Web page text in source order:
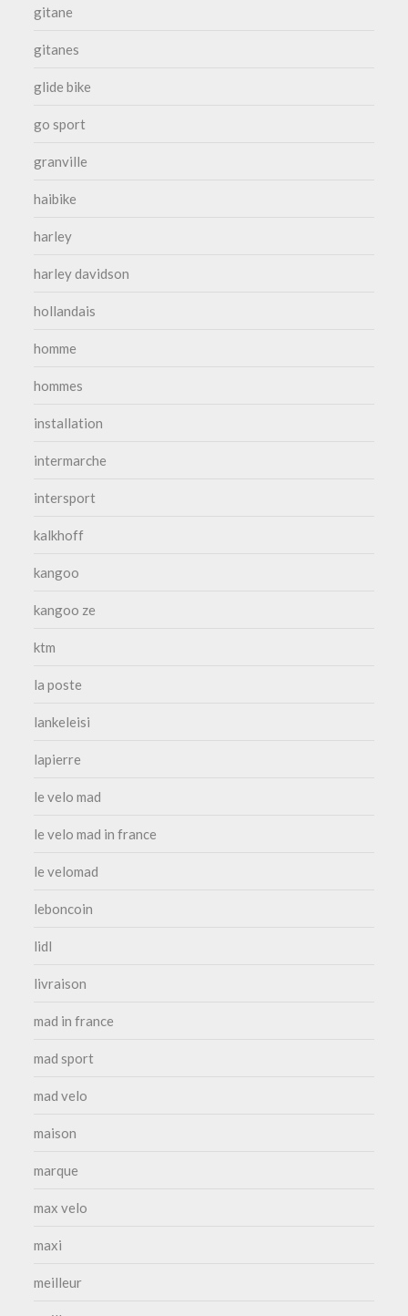
gitane
gitanes
glide bike
go sport
granville
haibike
harley
harley davidson
hollandais
homme
hommes
installation
intermarche
intersport
kalkhoff
kangoo
kangoo ze
ktm
la poste
lankeleisi
lapierre
le velo mad
le velo mad in france
le velomad
leboncoin
lidl
livraison
mad in france
mad sport
mad velo
maison
marque
max velo
maxi
meilleur